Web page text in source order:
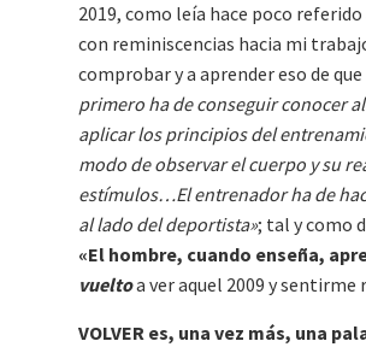
2019, como leía hace poco
con reminiscencias hacia mi
comprobar y a aprender eso de que
primero ha de conseguir conocer
aplicar los principios del
modo de observar el cuerpo y su
estímulos…El entrenador ha de
al lado del deportista»; tal y como
«El hombre, cuando enseña,
vueltoa ver aquel 2009 y sentirme
VOLVER es, una vez más, una